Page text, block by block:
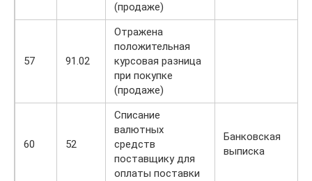
(продаже)
57 91.02
Отражена
положительная
курсовая разница
при покупке
(продаже)
60 52
Списание
валютных
средств
поставщику для
оплаты поставки
Банковская
выписка